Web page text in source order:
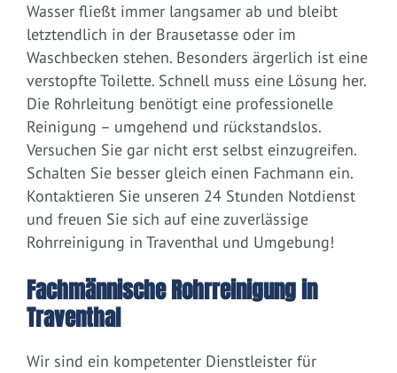
Wasser fließt immer langsamer ab und bleibt
letztendlich in der Brausetasse oder im
Waschbecken stehen. Besonders ärgerlich ist eine
verstopfte Toilette. Schnell muss eine Lösung her.
Die Rohrleitung benötigt eine professionelle
Reinigung – umgehend und rückstandslos.
Versuchen Sie gar nicht erst selbst einzugreifen.
Schalten Sie besser gleich einen Fachmann ein.
Kontaktieren Sie unseren 24 Stunden Notdienst
und freuen Sie sich auf eine zuverlässige
Rohrreinigung in Traventhal und Umgebung!
Fachmännische Rohrreinigung in
Traventhal
Wir sind ein kompetenter Dienstleister für